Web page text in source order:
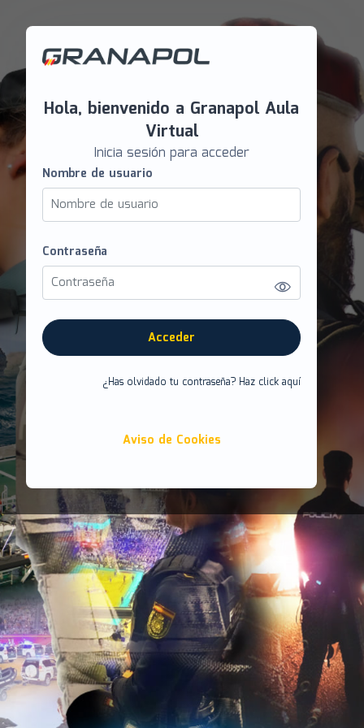
Hola, bienvenido a Granapol Aula
Virtual
Inicia sesión para acceder
Nombre de usuario
Nombre de usuario
Contraseña
Contraseña
¿Has olvidado tu contraseña? Haz click aquí
Acceder
Aviso de Cookies